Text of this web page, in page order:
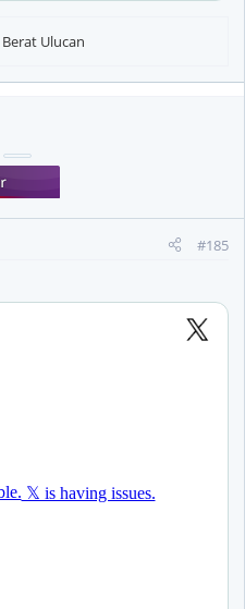
Berat Ulucan
#185